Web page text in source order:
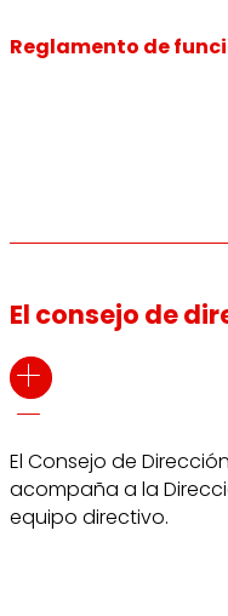
Reglamento de
El consejo de
El Consejo de
acompaña a la
equipo directivo.